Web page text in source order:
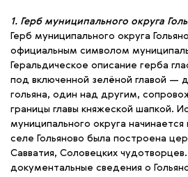
1. Герб муниципального округа
Герб муниципального округа
официальным символом
Геральдическое описание герба
под включенной зелёной главой —
гольяна, один над другим,
границы главы княжеской шапкой.
муниципального округа начинается
селе Гольяново была построена
Савватия, Соловецких
документальные сведения о